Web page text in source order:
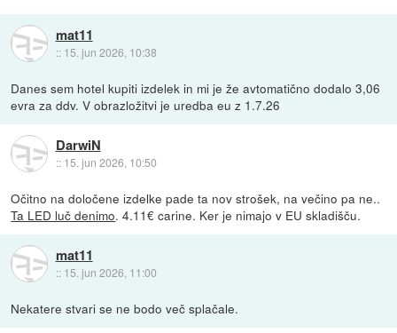
mat11
:: 15. jun 2026, 10:38
Danes sem hotel kupiti izdelek in mi je že avtomatično dodalo 3,06
evra za ddv. V obrazložitvi je uredba eu z 1.7.26
DarwiN
:: 15. jun 2026, 10:50
Očitno na določene izdelke pade ta nov strošek, na večino pa ne..
Ta LED luč denimo. 4.11€ carine. Ker je nimajo v EU skladišču.
mat11
:: 15. jun 2026, 11:00
Nekatere stvari se ne bodo več splačale.